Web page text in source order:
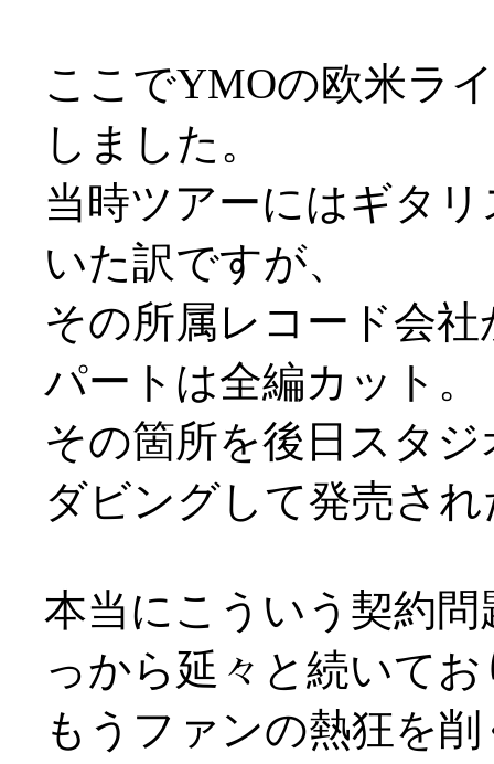
ここでYMOの欧米ラ
しました。
当時ツアーにはギタ
いた訳ですが、
その所属レコード会
パートは全編カット。
その箇所を後日スタ
ダビングして発売さ
本当にこういう契約
っから延々と続いてお
もうファンの熱狂を